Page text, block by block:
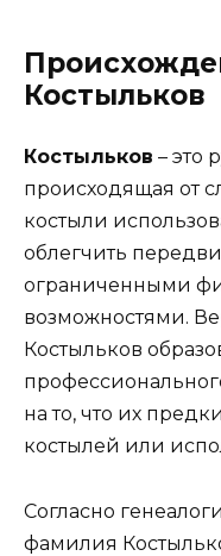
Костыльков
Костыльков – это
происходящая от
костыли
облегчить
ограниченными
возможностями.
Костыльков
на то, что их
костылей или
Согласно
фамилия